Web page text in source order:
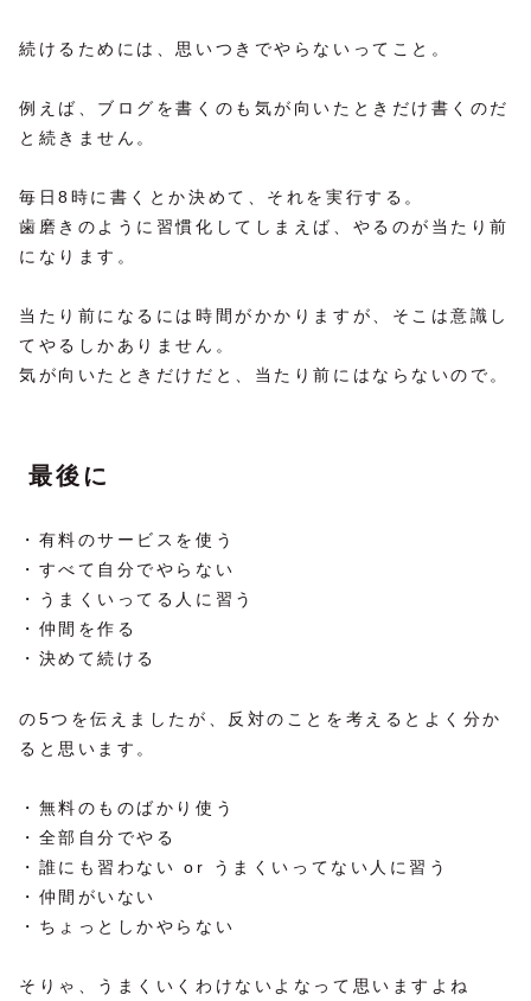
続けるためには、思いつきでやらないってこと。
例えば、ブログを書くのも気が向いたときだけ書くのだ
と続きません。
毎日8時に書くとか決めて、それを実行する。
歯磨きのように習慣化してしまえば、やるのが当たり前
になります。
当たり前になるには時間がかかりますが、そこは意識し
てやるしかありません。
気が向いたときだけだと、当たり前にはならないので。
最後に
・有料のサービスを使う
・すべて自分でやらない
・うまくいってる人に習う
・仲間を作る
・決めて続ける
の5つを伝えましたが、反対のことを考えるとよく分か
ると思います。
・無料のものばかり使う
・全部自分でやる
・誰にも習わない or うまくいってない人に習う
・仲間がいない
・ちょっとしかやらない
そりゃ、うまくいくわけないよなって思いますよね